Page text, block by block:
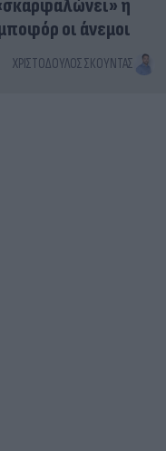
η
οι άνεμοι
ΧΡΙΣΤΌΔΟΥΛΟΣ ΣΚΟΎΝΤΑΣ